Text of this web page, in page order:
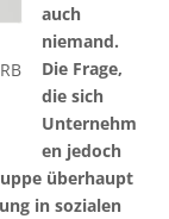
auch
niemand.
Die Frage,
die sich
Unternehm
en jedoch
überhaupt
in sozialen